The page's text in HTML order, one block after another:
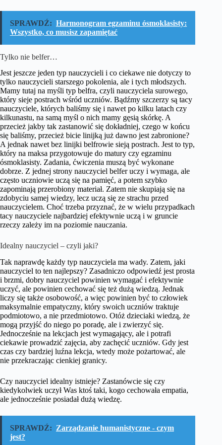
SPRAWDŹ: Harmonogram egzaminu ósmoklasisty:
Wszystko, co musisz zapamiętać
Tylko nie belfer…
Jest jeszcze jeden typ nauczycieli i co ciekawe nie dotyczy to
tylko nauczycieli starszego pokolenia, ale i tych młodszych.
Mamy tutaj na myśli typ belfra, czyli nauczyciela surowego,
który sieje postrach wśród uczniów. Bądźmy szczerzy są tacy
nauczyciele, których baliśmy się i nawet po kilku latach czy
kilkunastu, na samą myśl o nich mamy gęsią skórkę. A
przecież jakby tak zastanowić się dokładniej, czego w końcu
się baliśmy, przecież bicie linijką już dawno jest zabronione?
A jednak nawet bez linijki belfrowie sieją postrach. Jest to typ,
który na maksa przygotowuje do matury czy egzaminu
ósmoklasisty. Zadania, ćwiczenia muszą być wykonane
dobrze. Z jednej strony nauczyciel belfer uczy i wymaga, ale
często uczniowie uczą się na pamięć, a potem szybko
zapominają przerobiony materiał. Zatem nie skupiają się na
zdobyciu samej wiedzy, lecz uczą się ze strachu przed
nauczycielem. Choć trzeba przyznać, że w wielu przypadkach
tacy nauczyciele najbardziej efektywnie uczą i w gruncie
rzeczy zależy im na poziomie nauczania.
Idealny nauczyciel – czyli jaki?
Tak naprawdę każdy typ nauczyciela ma wady. Zatem, jaki
nauczyciel to ten najlepszy? Zasadniczo odpowiedź jest prosta
i brzmi, dobry nauczyciel powinien wymagać i efektywnie
uczyć, ale powinien cechować się też dużą wiedzą. Jednak
liczy się także osobowość, a więc powinien być to człowiek
maksymalnie empatyczny, który swoich uczniów traktuje
podmiotowo, a nie przedmiotowo. Otóż dzieciaki wiedzą, że
mogą przyjść do niego po poradę, ale i zwierzyć się.
Jednocześnie na lekcjach jest wymagający, ale i potrafi
ciekawie prowadzić zajęcia, aby zachęcić uczniów. Gdy jest
czas czy bardziej luźna lekcja, wtedy może pożartować, ale
nie przekraczając cienkiej granicy.
Czy nauczyciel idealny istnieje? Zastanówcie się czy
kiedykolwiek uczył Was ktoś taki, kogo cechowała empatia,
ale jednocześnie posiadał dużą wiedzę.
SPRAWDŹ: Zarządzanie humanistyczne - czym
jest?